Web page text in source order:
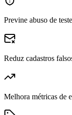
Previne abuso de
Reduz cadastros
Melhora métricas de